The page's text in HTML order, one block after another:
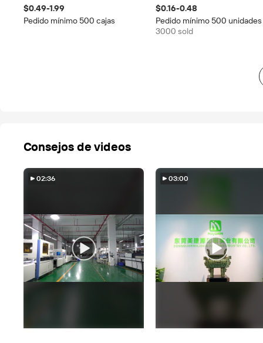
Sombras de Ojos y Rubor de
Marca Propia, con Espejo,
Grabado en Relieve, Magnéticas
$0.49-1.99
Pedido mínimo 500 cajas
Logotipo Personalizado,
en China para Productos de
Belleza
$0.16-0.48
Pedido mínimo 500 unidades
3000 sold
Consejos de videos
02:36 03:00